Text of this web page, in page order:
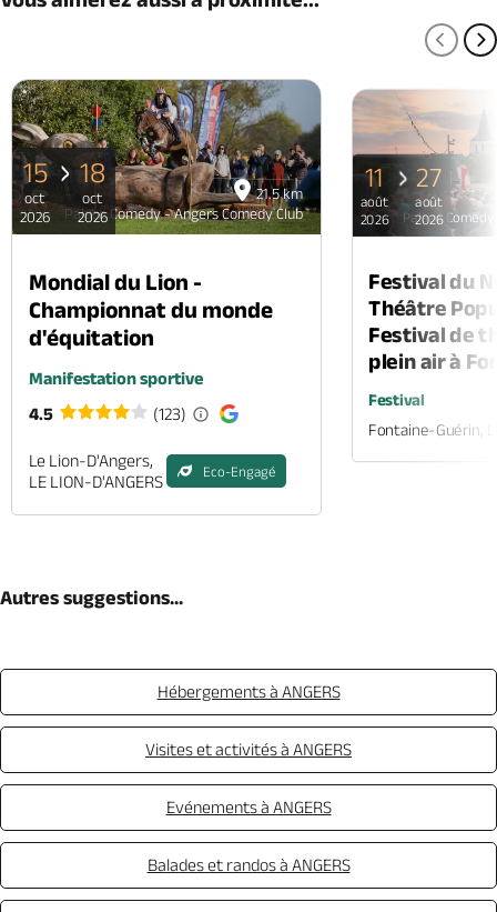
21.5 km
Palace Comedy - Angers Comedy Club
15
oct
2026
18
oct
2026
Mondial du Lion -
Championnat du monde
d'équitation
Manifestation sportive
4.5
(123)
Le Lion-D'Angers,
LE LION-D'ANGERS
Eco-Engagé
Palace
11
août
2026
27
août
2026
Festival du
Théâtre
Festival de
plein air à
Festival
Fontaine-Guérin,
Autres suggestions...
Hébergements à ANGERS
Visites et activités à ANGERS
Evénements à ANGERS
Balades et randos à ANGERS